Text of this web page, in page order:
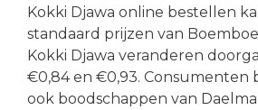
Kokki Djawa online bestellen
standaard prijzen van
Kokki Djawa veranderen
€0,84 en €0,93. Consumenten
ook boodschappen van